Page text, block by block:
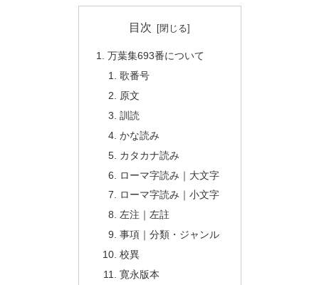
目次
万葉集693番について
歌番号
原文
訓読
かな読み
カタカナ読み
ローマ字読み｜大文字
ローマ字読み｜小文字
左注｜左註
事項｜分類・ジャンル
校異
寛永版本